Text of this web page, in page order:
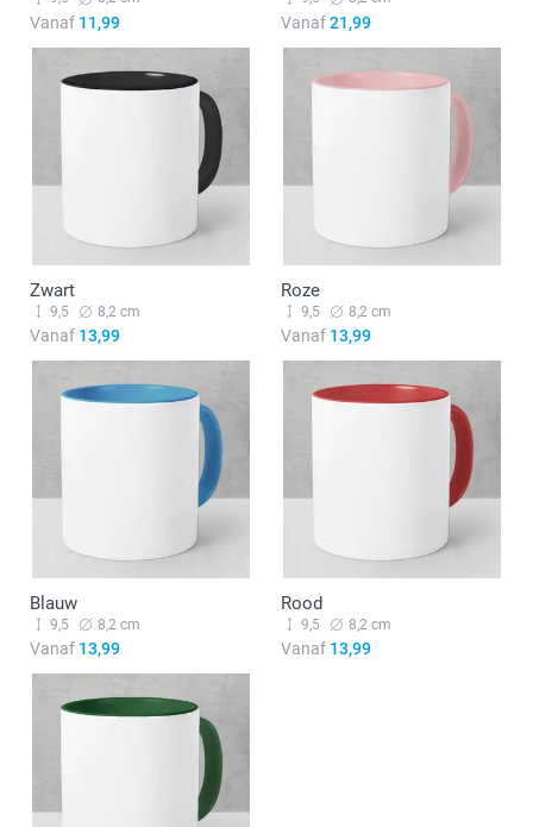
Vanaf 11,99 Vanaf21,99
Zwart
9,5 8,2 cm
Vanaf 13,99
Roze
9,5 8,2 cm
Vanaf13,99
Blauw
9,5 8,2 cm
Vanaf 13,99
Rood
9,5 8,2 cm
Vanaf13,99